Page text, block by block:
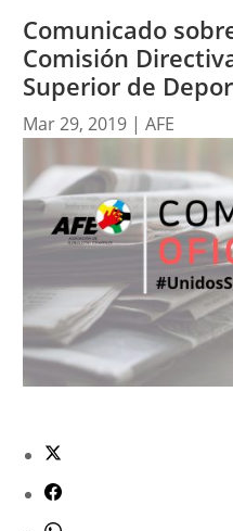
Comunicado
Comisión
Superior de
Mar 29, 2019| AFE